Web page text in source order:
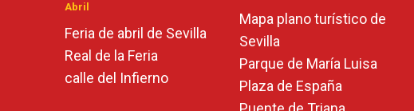
Abril
Feria de abril de Sevilla
Real de la Feria
calle del Infierno
Mapa plano turístico de
Sevilla
Parque de María Luisa
Plaza de España